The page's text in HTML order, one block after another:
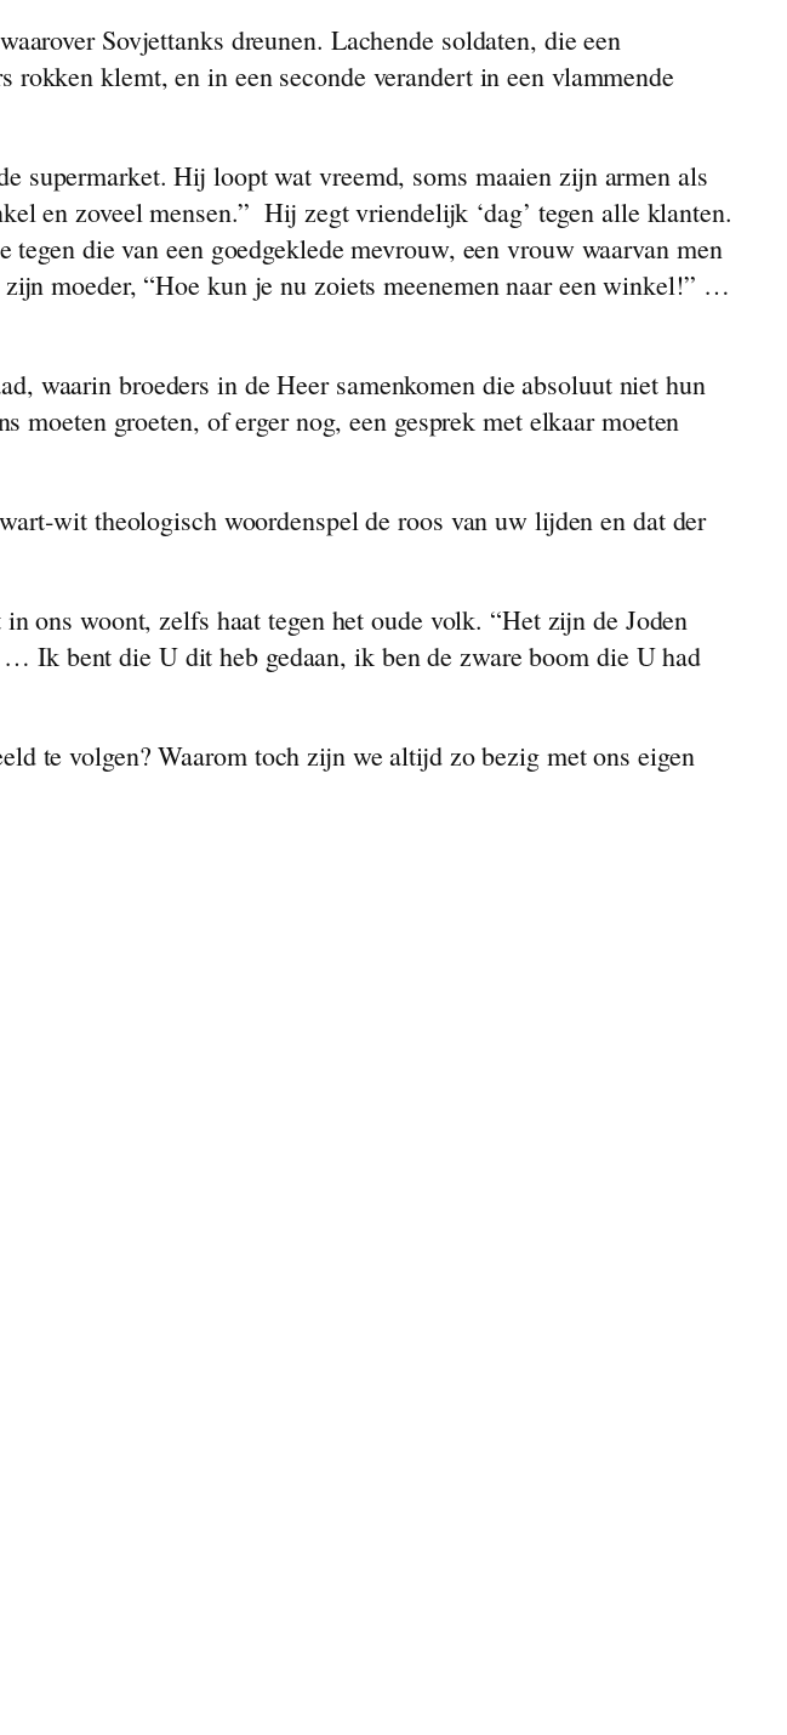
Sovjettanks dreunen. Lachende soldaten, die een
klemt, en in een seconde verandert in een vlammende
supermarket. Hij loopt wat vreemd, soms maaien zijn armen als
en zoveel mensen.” Hij zegt vriendelijk ‘dag’ tegen alle klanten.
die van een goedgeklede mevrouw, een vrouw waarvan men
moeder, “Hoe kun je nu zoiets meenemen naar een winkel!” …
waarin broeders in de Heer samenkomen die absoluut niet hun
moeten groeten, of erger nog, een gesprek met elkaar moeten
theologisch woordenspel de roos van uw lijden en dat der
ons woont, zelfs haat tegen het oude volk. “Het zijn de Joden
Ik bent die U dit heb gedaan, ik ben de zware boom die U had
te volgen? Waarom toch zijn we altijd zo bezig met ons eigen